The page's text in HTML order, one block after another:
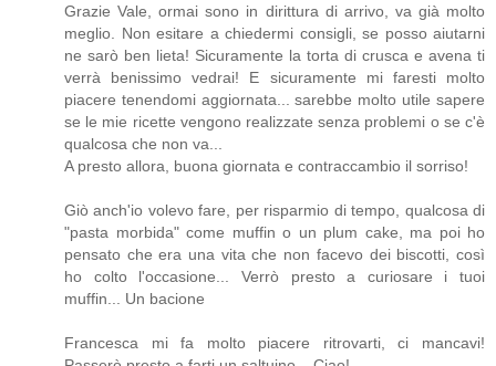
Grazie Vale, ormai sono in dirittura di arrivo, va già molto
meglio. Non esitare a chiedermi consigli, se posso aiutarni
ne sarò ben lieta! Sicuramente la torta di crusca e avena ti
verrà benissimo vedrai! E sicuramente mi faresti molto
piacere tenendomi aggiornata... sarebbe molto utile sapere
se le mie ricette vengono realizzate senza problemi o se c'è
qualcosa che non va...
A presto allora, buona giornata e contraccambio il sorriso!
Giò anch'io volevo fare, per risparmio di tempo, qualcosa di
"pasta morbida" come muffin o un plum cake, ma poi ho
pensato che era una vita che non facevo dei biscotti, così
ho colto l'occasione... Verrò presto a curiosare i tuoi
muffin... Un bacione
Francesca mi fa molto piacere ritrovarti, ci mancavi!